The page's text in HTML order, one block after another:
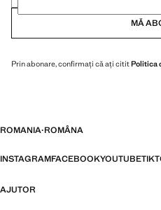
MĂ
Prin abonare, confirmați că ați cititPolitica
ROMANIA·ROMÂNA
INSTAGRAMFACEBOOKYOUTUBE
AJUTOR